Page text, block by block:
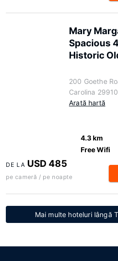
Mary
Spacious
Historic
200 Goethe
Carolina
Arată hartă
4.3 km
Free Wifi
DE LA USD 485
pe cameră / pe noapte
Mai multe hoteluri lângă